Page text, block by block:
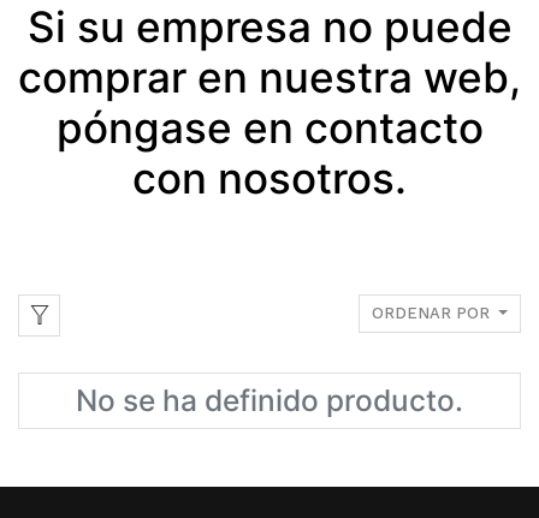
Si su empresa no puede
comprar en nuestra web,
póngase en contacto
con nosotros.
ORDENAR POR
No se ha definido producto.